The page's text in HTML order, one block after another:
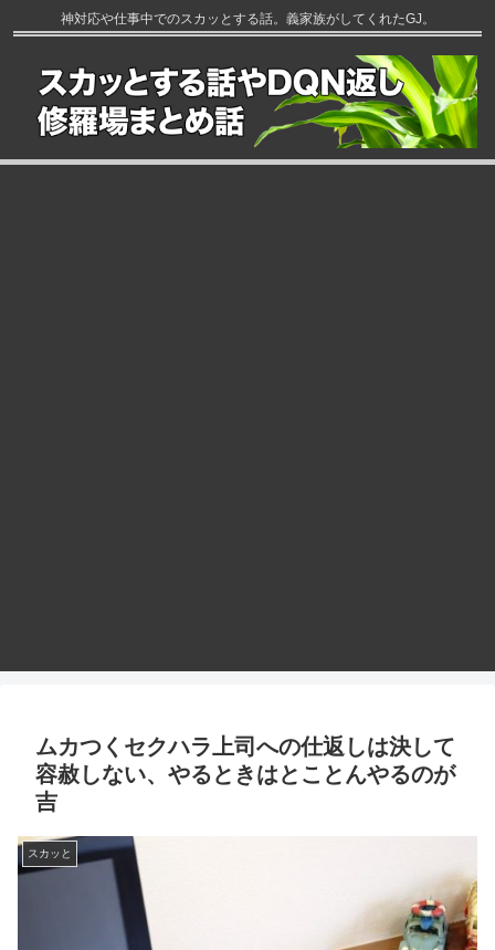
神対応や仕事中でのスカッとする話。義家族がしてくれたGJ。
ムカつくセクハラ上司への仕返しは決して
容赦しない、やるときはとことんやるのが
吉
スカッと